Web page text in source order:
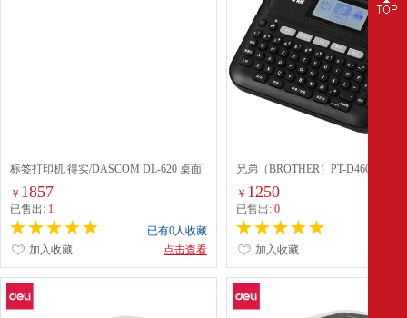
标签打印机 得实/DASCOM DL-620 桌面
式 USB
￥ 1857
已售出: 1
已有0人收藏
点击查看
加入收藏
兄弟（BROTHER）PT-D460BT便
标签机
￥ 1250
已售出:0
加入收藏